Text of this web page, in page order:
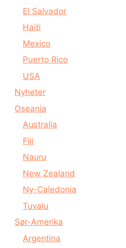
El Salvador
Haiti
Mexico
Puerto Rico
USA
Nyheter
Oseania
Australia
Fiji
Nauru
New Zealand
Ny-Caledonia
Tuvalu
Sør-Amerika
Argentina